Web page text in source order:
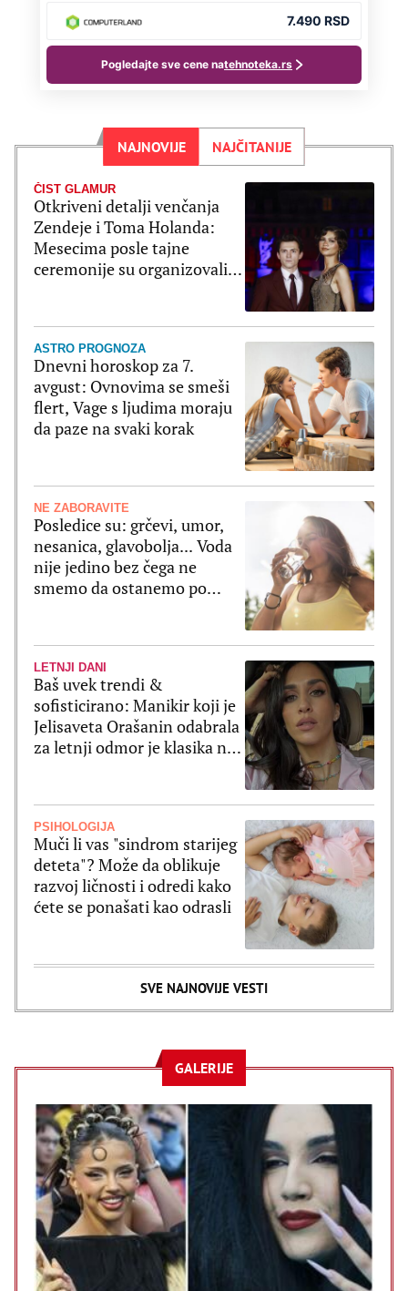
NAJNOVIJE NAJČITANIJE
ČIST GLAMUR
Otkriveni detalji venčanja
Zendeje i Toma Holanda:
Mesecima posle tajne
ceremonije su organizovali
ASTRO PROGNOZA
Dnevni horoskop za 7.
avgust: Ovnovima se smeši
flert, Vage s ljudima moraju
da paze na svaki korak
NE ZABORAVITE
Posledice su: grčevi, umor,
nesanica, glavobolja... Voda
nije jedino bez čega ne
smemo da ostanemo po
LETNJI DANI
Baš uvek trendi &
sofisticirano: Manikir koji je
Jelisaveta Orašanin odabrala
za letnji odmor je klasika na
PSIHOLOGIJA
Muči li vas "sindrom starijeg
deteta"? Može da oblikuje
razvoj ličnosti i odredi kako
ćete se ponašati kao odrasli
SVE NAJNOVIJE VESTI
GALERIJE